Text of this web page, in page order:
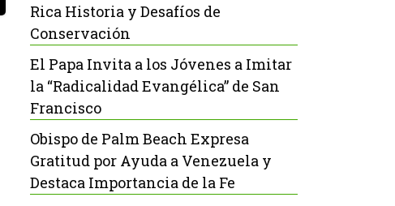
Rica Historia y Desafíos de
Conservación
El Papa Invita a los Jóvenes a Imitar
la “Radicalidad Evangélica” de San
Francisco
Obispo de Palm Beach Expresa
Gratitud por Ayuda a Venezuela y
Destaca Importancia de la Fe